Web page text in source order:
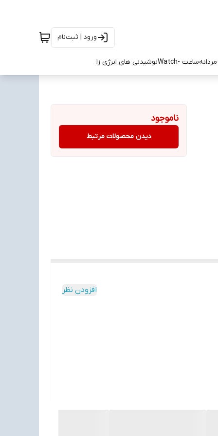
ورود | ثبت‌نام
ساعت -Watch نوشیدنی های انرژی زا
ناموجود
دیدن محصولات مرتبط
افزودن نظر